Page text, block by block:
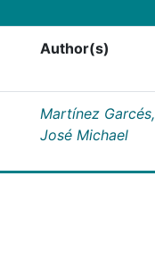
Author(s)
Martínez Garcés,
José Michael